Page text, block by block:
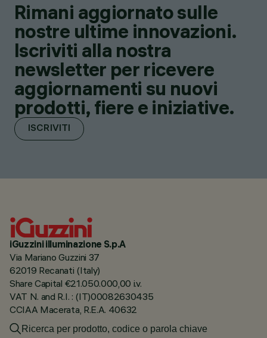
Rimani aggiornato sulle
nostre ultime innovazioni.
Iscriviti alla nostra
newsletter per ricevere
aggiornamenti su nuovi
prodotti, fiere e iniziative.
ISCRIVITI
iGuzzini illuminazione S.p.A
Via Mariano Guzzini 37
62019 Recanati (Italy)
Share Capital €21.050.000,00 i.v.
VAT N. and R.I. : (IT)00082630435
CCIAA Macerata, R.E.A. 40632